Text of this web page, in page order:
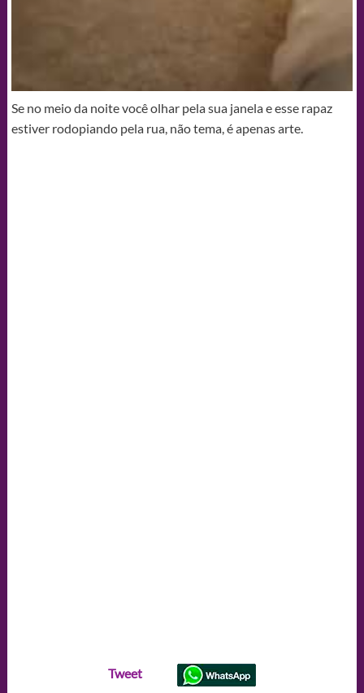
Se no meio da noite você olhar pela sua janela e esse rapaz
estiver rodopiando pela rua, não tema, é apenas arte.
Tweet